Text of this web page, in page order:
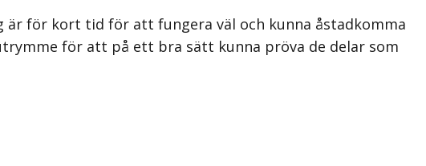
för kort tid för att fungera väl och kunna åstadkomma
för att på ett bra sätt kunna pröva de delar som